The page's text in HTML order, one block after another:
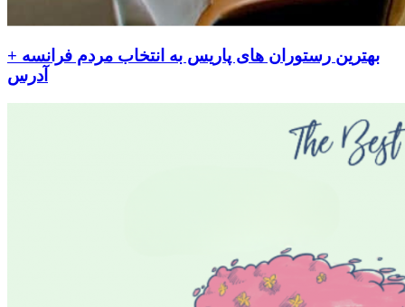
بهترین رستوران های پاریس به انتخاب مردم فرانسه +
آدرس